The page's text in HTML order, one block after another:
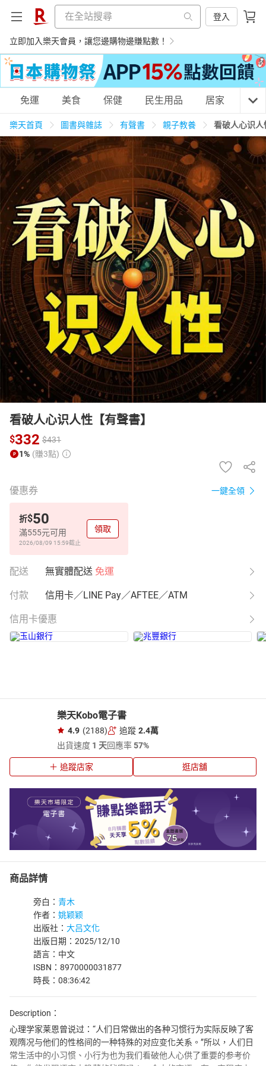
登入
立即加入樂天會員，讓您邊購物邊賺點數！
購物網分類
天天免運 美食蛋糕 養生保健 民生用品
居家生活 3C家電 運動休閒 親子玩具
女裝 男裝 化妝保養 情趣用品
日本購物 電子/紙本書
HOT
免運 美食 保健 民生用品 居家 3C
樂天首頁 圖書與雜誌 有聲書 親子教養 看破人心识
看破人心识人性【有聲書】
$332 $431
1% (賺3點)
優惠券 一鍵全領
折$50
滿555元可用
2026/08/09 15:59截止
領取
配送 無實體配送 免運
付款 信用卡／LINE Pay／AFTEE／ATM
信用卡優惠
樂天Kobo電子書
4.9 (2188) 追蹤 2.4萬
出貨速度 1 天回應率57%
追蹤店家 逛店舖
商品詳情
旁白： 青木
作者： 姚颖颖
出版社： 大吕文化
出版日期：2025/12/10
語言：中文
ISBN：8970000031877
時長：08:36:42
Description：
心理学家莱恩曾说过：“人们日常做出的各种习惯行为实际反映了客
观隋况与他们的性格间的一种特殊的对应变化关系。”所以，人们日
常生活中的小习惯、小行为也为我们看破他人心供了重要的参考价